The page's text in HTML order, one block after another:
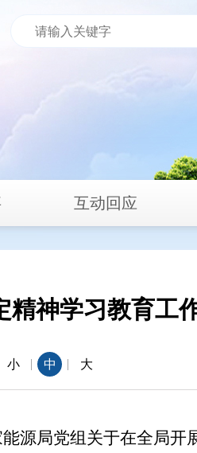
互动回应
精神学习教育工
小 | 中 | 大
源局党组关于在全局开